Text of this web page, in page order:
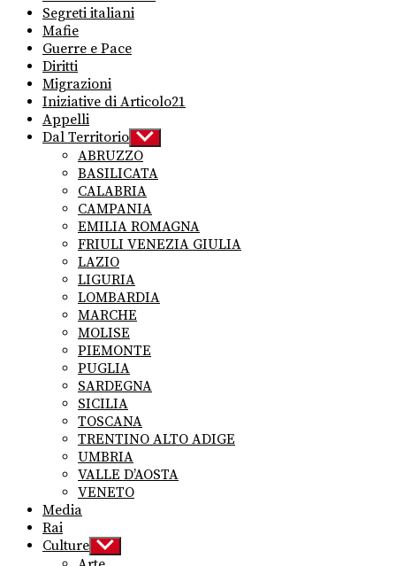
Segreti italiani
Mafie
Guerre e Pace
Diritti
Migrazioni
Iniziative di Articolo21
Appelli
Dal Territorio Show
sub
menu
ABRUZZO
BASILICATA
CALABRIA
CAMPANIA
EMILIA ROMAGNA
FRIULI VENEZIA GIULIA
LAZIO
LIGURIA
LOMBARDIA
MARCHE
MOLISE
PIEMONTE
PUGLIA
SARDEGNA
SICILIA
TOSCANA
TRENTINO ALTO ADIGE
UMBRIA
VALLE D’AOSTA
VENETO
Media
Rai
Culture Show
sub